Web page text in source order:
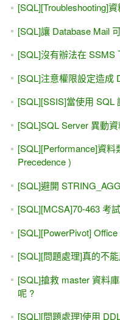
[SQL][Troubleshooting]
[SQL]讓 Database Mail
[SQL]沒有辦法在 SSMS
[SQL]注意權限設定造成
[SQL][SSIS]當使用 SQL
[SQL]SQL Server 異動
[SQL][Performance]資
Precedence )
[SQL]避開
[SQL][MCSA]70-463 考
[SQL][PowerPivot]
[SQL][問題處理]真的不
[SQL]搶救 master 資料
呢 ?
[SQL][問題處理]使用